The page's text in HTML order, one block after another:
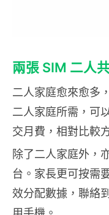
兩張 SIM 二人
二人家庭愈來愈多
二人家庭所需，可
交月費，相對比較
除了二人家庭外，
台。家長更可按需
效分配數據，聯絡